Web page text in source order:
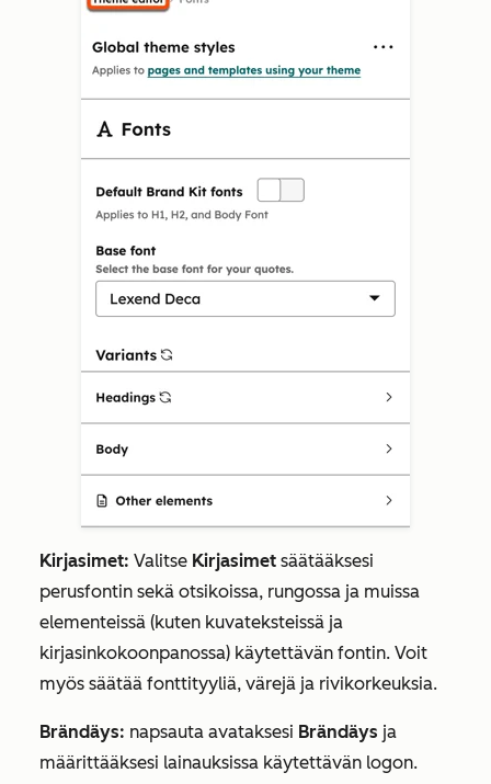
Kirjasimet: Valitse Kirjasimet säätääksesi
perusfontin sekä otsikoissa, rungossa ja muissa
elementeissä (kuten kuvateksteissä ja
kirjasinkokoonpanossa) käytettävän fontin. Voit
myös säätää fonttityyliä, värejä ja rivikorkeuksia.
Brändäys: napsauta avataksesi Brändäys ja
määrittääksesi lainauksissa käytettävän logon.